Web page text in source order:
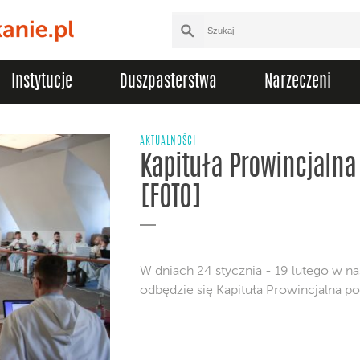
Instytucje Duszpasterstwa Narzeczeni
AKTUALNOŚCI
Kapituła
[FOTO]
W dniach 24 stycznia - 19 lutego w
odbędzie się Kapituła Prowincjalna